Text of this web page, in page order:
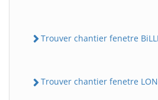
Trouver chantier fenetre
Trouver chantier fenetre